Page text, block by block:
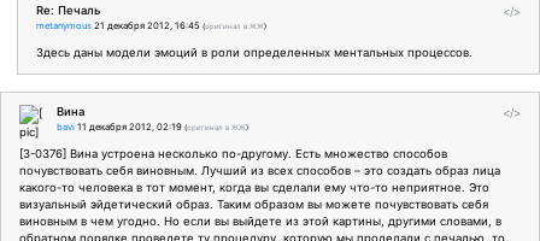
</>
Re: Печаль
metanymous 21 декабря 2012, 16:45 (оригинал в ЖЖ)
Здесь даны модели эмоций в роли определенных ментальных процессов.
</>
Вина
bavi 11 декабря 2012, 02:19 (оригинал в ЖЖ)
[3-0376] Вина устроена несколько по-другому. Есть множество способов
почувствовать себя виновным. Лучший из всех способов – это создать образ лица
какого-то человека в тот момент, когда вы сделали ему что-то неприятное. Это
визуальный эйдетический образ. Таким образом вы можете почувствовать себя
виновным в чем угодно. Но если вы выйдете из этой картины, другими словами, в
обратном порядке проведете ту процедуру, которую мы проделали с печалью, то